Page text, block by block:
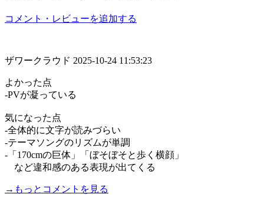
コメント・レビューを追加する
ザワークラウド 2025-10-24 11:53:23
よかった点
‐PVが凝っている
気になった点
‐全体的に文字が読みづらい
‐テーマソングのリズムが単調
‐「170cmの巨体」「ぼそぼそと歩く横顔」
など違和感のある表現が出てくる
→もっとコメントを見る